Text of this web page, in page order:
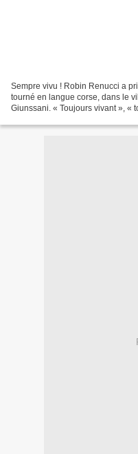
Sempre vivu ! Robin Renucci a
tourné en langue corse, dans le
Giunssani. « Toujours vivant », «